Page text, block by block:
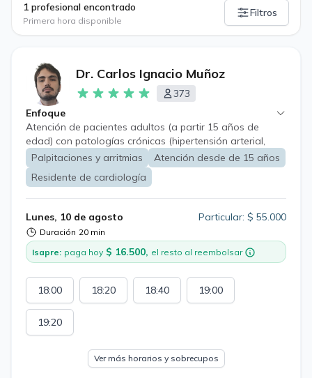
1 profesional encontrado
Primera hora disponible
Filtros
Dr. Carlos Ignacio Muñoz
373
Enfoque
Atención de pacientes adultos (a partir 15 años de
edad) con patologías crónicas (hipertensión arterial,
diabetes mellitus, insuficiencia cardíaca, daño hepático
crónico, entre otros) con énfasis en enfermedades
cardiovasculares, tanto en diagnóstico y tratamiento.
Palpitaciones y arritmias
Atención desde de 15 años
Residente de cardiología
Lunes, 10 de agosto
Duración 20 min
Particular: $ 55.000
Isapre: paga hoy $ 16.500, el resto al reembolsar
18:00 18:20 18:40 19:00
19:20
Ver más horarios y sobrecupos